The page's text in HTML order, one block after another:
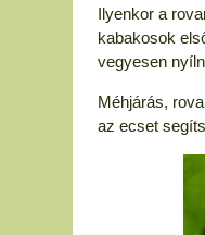
Ilyenkor a
kabakosok
vegyesen
Méhjárás,
az ecset